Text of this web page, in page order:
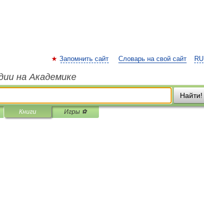
RU
Запомнить сайт Словарь на свой сайт
на Академике
Найти!
Книги Игры ⚽